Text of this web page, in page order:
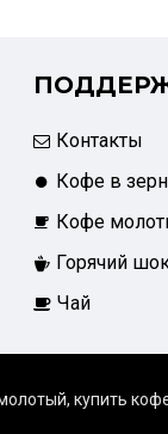
Контакты
Кофе в
Кофе
Горячий
Чай
купить